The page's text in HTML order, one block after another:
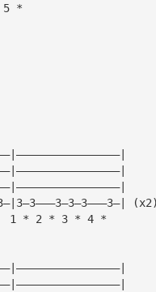
*
1 * 2 * 3 * 4 *